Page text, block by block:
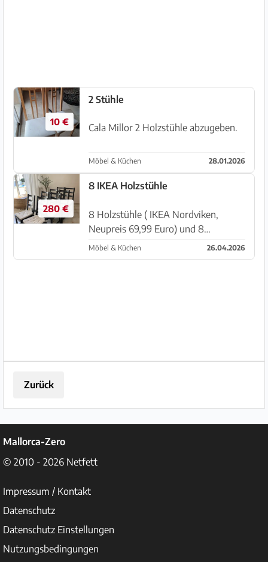
10 €
2 Stühle
Cala Millor 2 Holzstühle abzugeben.
Möbel & Küchen 28.01.2026
280 €
8 IKEA Holzstühle
8 Holzstühle ( IKEA Nordviken,
Neupreis 69,99 Euro) und 8
Stuhlkissen ( IKEA Justina , Neupreis
9,00 Euro), neuwertig ( 1 Jahr alt),
Möbel & Küchen 26.04.2026
Zurück
Mallorca-Zero
© 2010 - 2026 Netfett
Impressum / Kontakt
Datenschutz
Datenschutz Einstellungen
Nutzungsbedingungen